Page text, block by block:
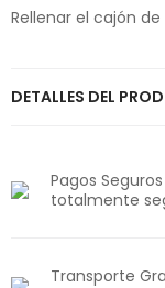
Rellenar el cajón
DETALLES DEL
Pagos
totalmente
Transporte